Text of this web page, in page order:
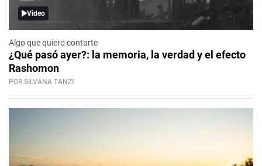
Video
Algo que quiero contarte
¿Qué pasó ayer?: la memoria, la verdad y el efecto
Rashomon
POR SILVANA TANZI